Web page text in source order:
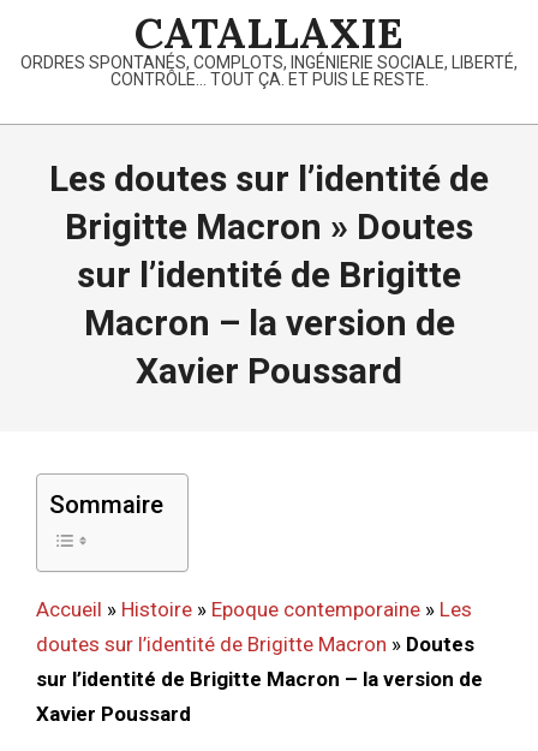
content
CATALLAXIE
ORDRES SPONTANÉS, COMPLOTS, INGÉNIERIE SOCIALE, LIBERTÉ,
CONTRÔLE… TOUT ÇA. ET PUIS LE RESTE.
Primary
Les doutes sur l’identité de
Brigitte Macron » Doutes
sur l’identité de Brigitte
Macron – la version de
Xavier Poussard
Sommaire
Accueil » Histoire » Epoque contemporaine » Les
doutes sur l’identité de Brigitte Macron » Doutes
sur l’identité de Brigitte Macron – la version de
Xavier Poussard